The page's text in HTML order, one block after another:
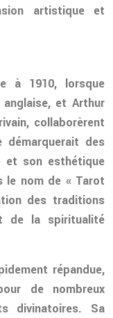
artistique et
à 1910, lorsque
et Arthur
collaborèrent
des
et son esthétique
le nom de « Tarot
des traditions
de la spiritualité
répandue,
de nombreux
divinatoires. Sa